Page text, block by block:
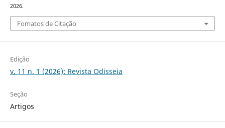
2026.
Fomatos de Citação
Edição
v. 11 n. 1 (2026): Revista Odisseia
Seção
Artigos